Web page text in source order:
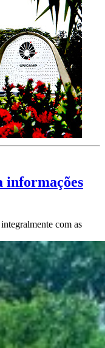
informações
com as